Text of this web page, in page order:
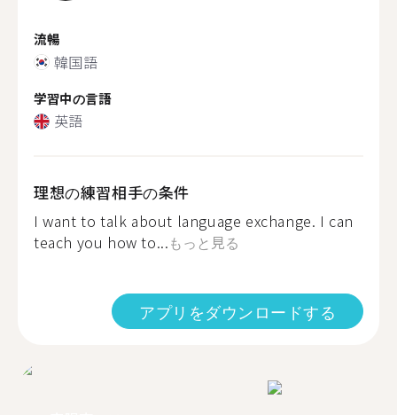
流暢
韓国語
学習中の言語
英語
理想の練習相手の条件
I want to talk about language exchange. I can
teach you how to...もっと見る
アプリをダウンロードする